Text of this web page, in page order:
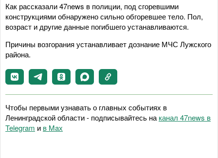
Как рассказали 47news в полиции, под сгоревшими
конструкциями обнаружено сильно обгоревшее тело. Пол,
возраст и другие данные погибшего устанавливаются.
Причины возгорания устанавливает дознание МЧС Лужского
района.
Чтобы первыми узнавать о главных событиях в
Ленинградской области - подписывайтесь на канал 47news в
Telegram и в Maх